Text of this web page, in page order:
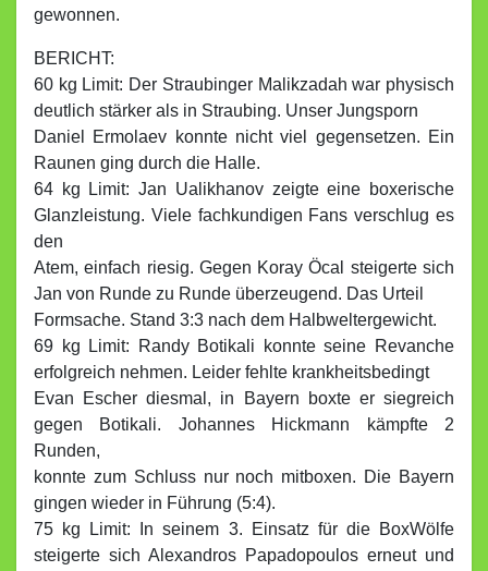
gewonnen.
BERICHT:
60 kg Limit: Der Straubinger Malikzadah war physisch
deutlich stärker als in Straubing. Unser Jungsporn
Daniel Ermolaev konnte nicht viel gegensetzen. Ein
Raunen ging durch die Halle.
64 kg Limit: Jan Ualikhanov zeigte eine boxerische
Glanzleistung. Viele fachkundigen Fans verschlug es
den
Atem, einfach riesig. Gegen Koray Öcal steigerte sich
Jan von Runde zu Runde überzeugend. Das Urteil
Formsache. Stand 3:3 nach dem Halbweltergewicht.
69 kg Limit: Randy Botikali konnte seine Revanche
erfolgreich nehmen. Leider fehlte krankheitsbedingt
Evan Escher diesmal, in Bayern boxte er siegreich
gegen Botikali. Johannes Hickmann kämpfte 2
Runden,
konnte zum Schluss nur noch mitboxen. Die Bayern
gingen wieder in Führung (5:4).
75 kg Limit: In seinem 3. Einsatz für die BoxWölfe
steigerte sich Alexandros Papadopoulos erneut und